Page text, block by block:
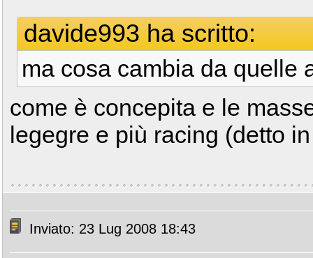
davide993 ha scritto:
ma cosa cambia da quelle
come è concepita e le
legegre e più racing (detto
Inviato: 23 Lug 2008 18:43